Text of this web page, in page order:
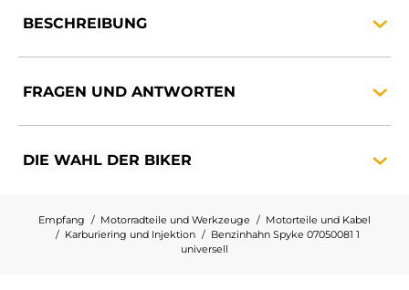
BESCHREIBUNG
FRAGEN UND ANTWORTEN
DIE WAHL DER BIKER
Empfang Motorradteile und Werkzeuge
Motorteile und Kabel
Karburiering und Injektion
Benzinhahn Spyke 07050081 1
universell